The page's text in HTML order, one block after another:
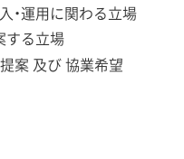
・運用に関わる立場
する立場
案 及び 協業希望